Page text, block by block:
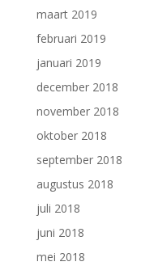
maart 2019
februari 2019
januari 2019
december 2018
november 2018
oktober 2018
september 2018
augustus 2018
juli 2018
juni 2018
mei 2018